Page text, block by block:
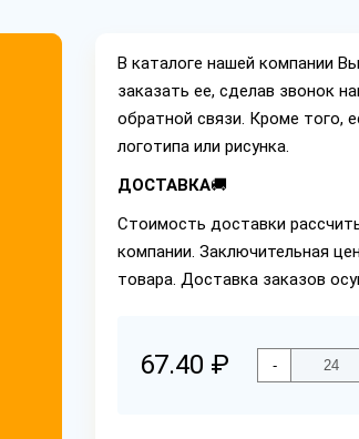
В каталоге нашей компании
заказать ее, сделав звонок
обратной связи. Кроме того,
логотипа или рисунка.
ДОСТАВКА🚚
Стоимость доставки
компании. Заключительная
товара. Доставка заказов
67.40 ₽ -